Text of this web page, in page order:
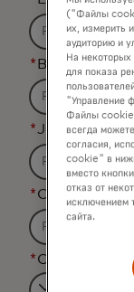
*Business
*Job Title
*Organization
*Country
("Файлы
их, измерить
аудиторию и
На
для показа
"Управление
Файлы cookie
всегда
согласия,
cookie" в
вместо
отказ от
исключением
сайта.